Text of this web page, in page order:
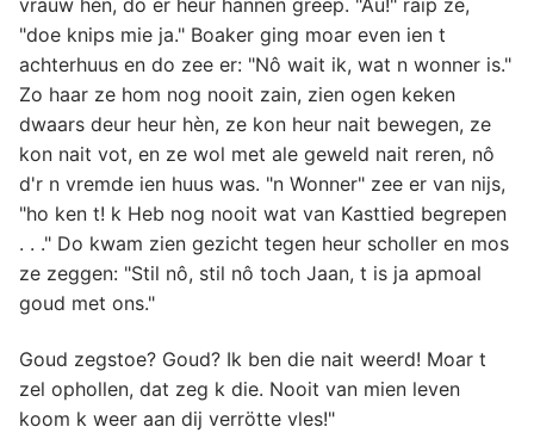
"doe knips mie ja." Boaker ging moar even ien t
achterhuus en do zee er: "Nô wait ik, wat n wonner is."
Zo haar ze hom nog nooit zain, zien ogen keken
dwaars deur heur hèn, ze kon heur nait bewegen, ze
kon nait vot, en ze wol met ale geweld nait reren, nô
d'r n vremde ien huus was. "n Wonner" zee er van nijs,
"ho ken t! k Heb nog nooit wat van Kasttied begrepen
. . ." Do kwam zien gezicht tegen heur scholler en mos
ze zeggen: "Stil nô, stil nô toch Jaan, t is ja apmoal
goud met ons."
Goud zegstoe? Goud? Ik ben die nait weerd! Moar t
zel ophollen, dat zeg k die. Nooit van mien leven
koom k weer aan dij verrötte vles!"